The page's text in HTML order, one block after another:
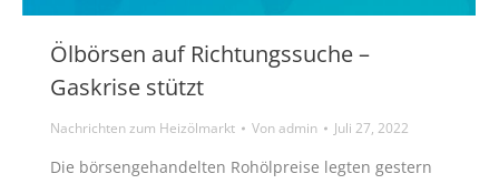
Ölbörsen auf Richtungssuche –
Gaskrise stützt
Nachrichten zum Heizölmarkt Vonadmin Juli 27, 2022
Die börsengehandelten Rohölpreise legten gestern